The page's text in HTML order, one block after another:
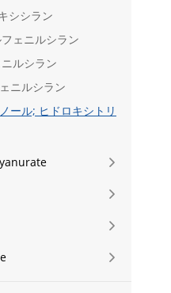
シシラン
ェニルシラン
ルシラン
ニルシラン
ール; ヒドロキシトリ



